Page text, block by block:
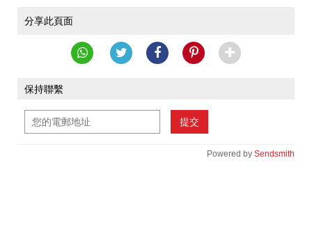
分享此頁面
保持聯繫
提交
Powered by Sendsmith